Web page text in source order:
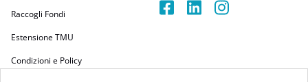
Raccogli Fondi
Estensione TMU
Condizioni e Policy